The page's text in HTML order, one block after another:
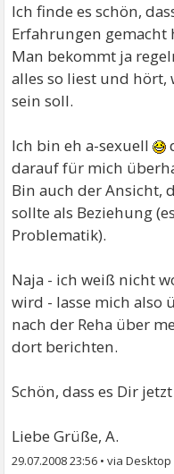
Ich finde es schön,
Erfahrungen gemacht
Man bekommt ja
alles so liest und hört,
sein soll.
Ich bin eh a-sexuell
darauf für mich
Bin auch der Ansicht,
sollte als Beziehung
Problematik).
Naja - ich weiß nicht
wird - lasse mich also
nach der Reha über
dort berichten.
Schön, dass es Dir
Liebe Grüße, A.
29.07.2008 23:56 •